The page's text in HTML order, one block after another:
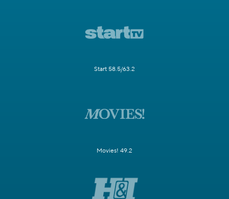
Start 58.5/63.2
Movies! 49.2